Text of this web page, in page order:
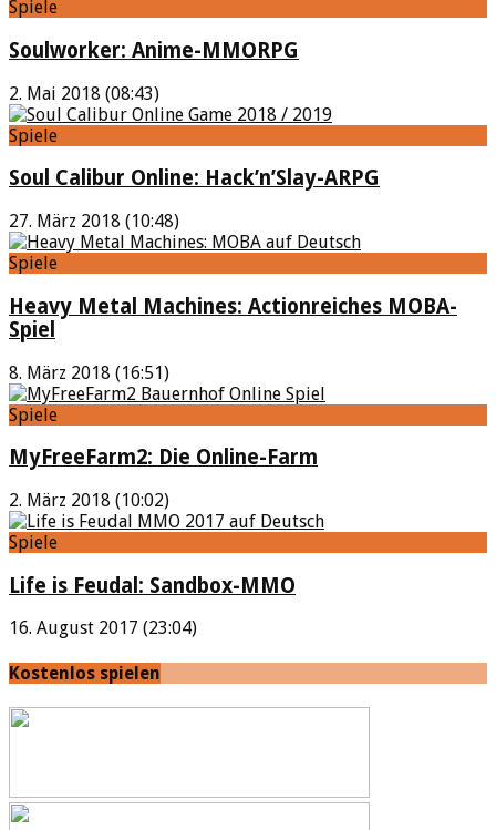
Spiele
Soulworker: Anime-MMORPG
2. Mai 2018 (08:43)
Spiele
Soul Calibur Online: Hack’n’Slay-ARPG
27. März 2018 (10:48)
Spiele
Heavy Metal Machines: Actionreiches MOBA-
Spiel
8. März 2018 (16:51)
Spiele
MyFreeFarm2: Die Online-Farm
2. März 2018 (10:02)
Spiele
Life is Feudal: Sandbox-MMO
16. August 2017 (23:04)
Kostenlos spielen